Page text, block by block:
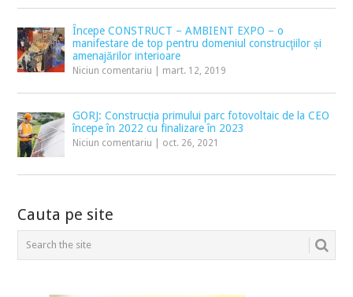
Începe CONSTRUCT – AMBIENT EXPO – o
manifestare de top pentru domeniul construcţiilor și
amenajărilor interioare
Niciun comentariu mart. 12, 2019
GORJ: Construcția primului parc fotovoltaic de la CEO
începe în 2022 cu finalizare în 2023
Niciun comentariu oct. 26, 2021
Cauta pe site